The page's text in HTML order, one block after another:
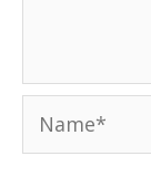
Name*